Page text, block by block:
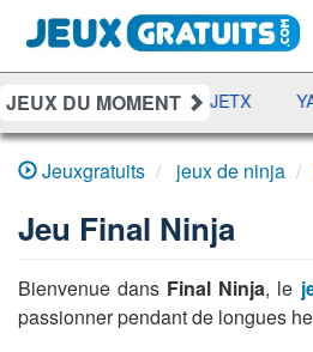
JEUX DU MOMENT
DAMES RAMI JETX
Jeuxgratuits jeux de ninja
Jeu Final Ninja
Bienvenue dans Final Ninja, le
passionner pendant de longues